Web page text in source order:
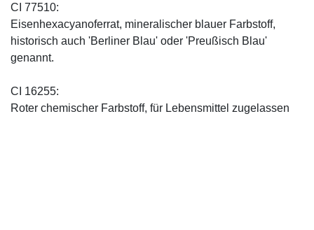
CI 77510:
Eisenhexacyanoferrat, mineralischer blauer Farbstoff,
historisch auch 'Berliner Blau' oder 'Preußisch Blau'
genannt.
CI 16255:
Roter chemischer Farbstoff, für Lebensmittel zugelassen